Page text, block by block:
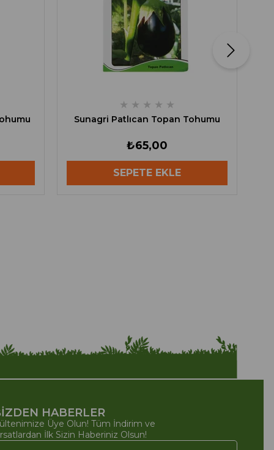
★ ★ ★ ★ ★
Sunagri Patlıcan Topan Tohumu
₺65,00
SEPETE EKLE
HABERLER
Üye Olun! Tüm İndirim ve
İlk Sizin Haberiniz Olsun!